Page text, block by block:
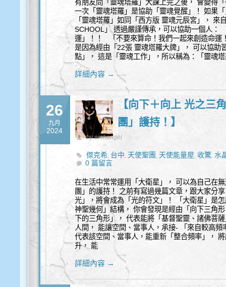
有朋友問「靈魂塔羅」大課上完之後， 會變得
一次「靈魂塔羅」是協助「靈魂覺醒」！ 如果
「靈魂塔羅」如同「西方版 靈魂元辰宮」， 來
SCHOOL」 透過嚴謹傳承，可以協助一個人：
運」！！ 「不要來算命！我們一起來創造命
是因為經由「22張 靈魂塔羅大牌」， 可以協助
點」， 這是「靈魂工作」，所以稱為：「靈魂
詳細內容 →
26
九月
2024
【向下＋向上 光之三
團」護持！】
by archangel
傑克希, 台中, 天使聖團, 天使能量屋, 收驚,水
身心靈
0 篇留言
在生活中常常運用「大衛星」， 可以為自己在
團」的護持！ 之前有寫過幾篇文章，跟大家分
光」，將會成為「光的符文」！ 「大衛星」是
神聖幾何」結構， 你會發現是經由「向下三角
下的三角形」， 代表能將「基督聖靈、諸佛菩
人間， 能讓空間、當事人，承接- 「來自較高
代表該空間、當事人，能重新「整合頻率」，
升， 能
詳細內容 →